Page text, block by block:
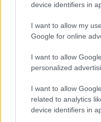
device identifiers in
I want to allow my
Google for online
I want to allow
personalized
I want to allow
related to analytics
device identifiers in
"Feydeau a bohózat
a műfaj Bachja" -
Hamvai Kornél
ezelőtti történeteket
megállt volna, nem
kapcsolatokban,
mintha időtlen
magunkat.